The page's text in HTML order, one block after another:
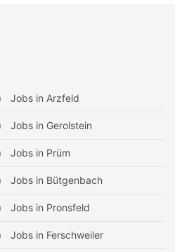
Jobs in Arzfeld
Jobs in Gerolstein
Jobs in Prüm
Jobs in Bütgenbach
Jobs in Pronsfeld
Jobs in Ferschweiler